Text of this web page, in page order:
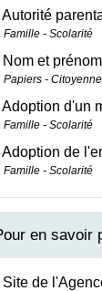
Autorité
Famille - Scolarité
Nom et prénom
Papiers -
Adoption d'un
Famille - Scolarité
Adoption de
Famille - Scolarité
en savoir
Site de